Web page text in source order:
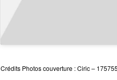
Crédits Photos couverture : Ciric – 175755